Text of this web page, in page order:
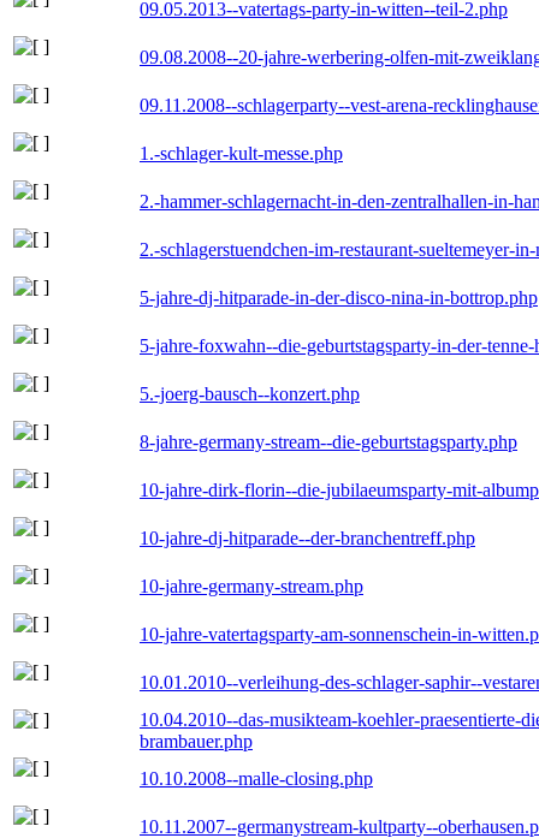
09.05.2013--vatertags-party-in-witten--teil-2.php
09.08.2008--20-jahre-werbering-olfen-mit-
09.11.2008--schlagerparty--vest-arena-
1.-schlager-kult-messe.php
2.-hammer-schlagernacht-in-den-zentralhallen-in-
2.-schlagerstuendchen-im-restaurant-sueltemeyer-
5-jahre-dj-hitparade-in-der-disco-nina-in-bottrop.php
5-jahre-foxwahn--die-geburtstagsparty-in-der-tenne-
5.-joerg-bausch--konzert.php
8-jahre-germany-stream--die-geburtstagsparty.php
10-jahre-dirk-florin--die-jubilaeumsparty-mit-
10-jahre-dj-hitparade--der-branchentreff.php
10-jahre-germany-stream.php
10-jahre-vatertagsparty-am-sonnenschein-in-
10.01.2010--verleihung-des-schlager-saphir--
10.04.2010--das-musikteam-koehler-praesentierte-
brambauer.php
10.10.2008--malle-closing.php
10.11.2007--germanystream-kultparty--